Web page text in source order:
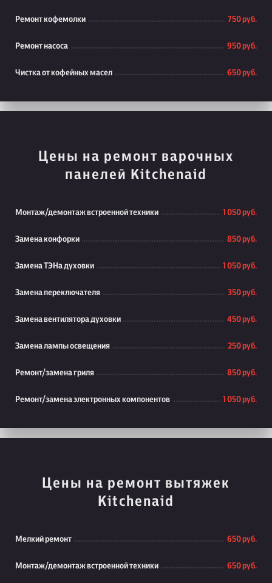
Ремонт кофемолки 750 руб.
Ремонт насоса 950 руб.
Чистка от кофейных масел 650 руб.
Цены на ремонт варочных
панелей Kitchenaid
Монтаж/демонтаж встроенной техники 1 050 руб.
Замена конфорки 850 руб.
Замена ТЭНа духовки 1 050 руб.
Замена переключателя 350 руб.
Замена вентилятора духовки 450 руб.
Замена лампы освещения 250 руб.
Ремонт/замена гриля 850 руб.
Ремонт/замена электронных компонентов 1 050 руб.
Цены на ремонт вытяжек
Kitchenaid
Мелкий ремонт 650 руб.
Монтаж/демонтаж встроенной техники 650 руб.